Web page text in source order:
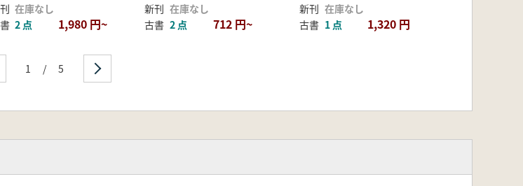
在庫なし
2 点 1,980 円~
新刊 在庫なし
古書 2 点 712 円~
新刊 在庫なし
古書 1 点 1,320 円
1 / 5